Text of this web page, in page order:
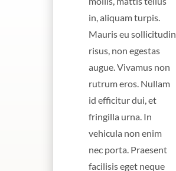
in, aliquam turpis.
Mauris eu sollicitudin
risus, non egestas
augue. Vivamus non
rutrum eros. Nullam
id efficitur dui, et
fringilla urna. In
vehicula non enim
nec porta. Praesent
facilisis eget neque